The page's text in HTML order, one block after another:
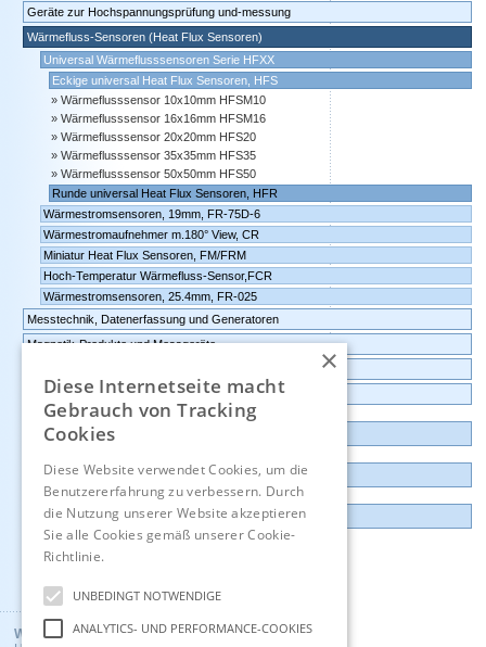
Geräte zur Hochspannungsprüfung und-messung
Wärmefluss-Sensoren (Heat Flux Sensoren)
Universal Wärmeflusssensoren Serie HFXX
Eckige universal Heat Flux Sensoren, HFS
Wärmeflusssensor 10x10mm HFSM10
Wärmeflusssensor 16x16mm HFSM16
Wärmeflusssensor 20x20mm HFS20
Wärmeflusssensor 35x35mm HFS35
Wärmeflusssensor 50x50mm HFS50
Runde universal Heat Flux Sensoren, HFR
Wärmestromsensoren, 19mm, FR-75D-6
Wärmestromaufnehmer m.180° View, CR
Miniatur Heat Flux Sensoren, FM/FRM
Hoch-Temperatur Wärmefluss-Sensor,FCR
Wärmestromsensoren, 25.4mm, FR-025
Messtechnik, Datenerfassung und Generatoren
Magnetik-Produkte und Messgeräte
Datenlogger, Datenrekorder, Messwandler
Günstige Auslauf-und Demogeräte
Kontakt
Impressum
Wuntronic GmbH
×
Diese Internetseite macht
Gebrauch von Tracking
Cookies
Diese Website verwendet Cookies, um die
Benutzererfahrung zu verbessern. Durch
die Nutzung unserer Website akzeptieren
Sie alle Cookies gemäß unserer Cookie-
Richtlinie.
UNBEDINGT NOTWENDIGE
ANALYTICS- UND PERFORMANCE-COOKIES